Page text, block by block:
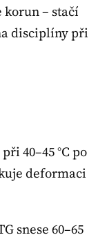
korun – stačí
disciplíny při
40–45 °C po
deformaci
snese 60–65